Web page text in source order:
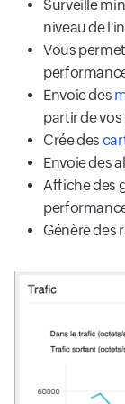
Surveille
niveau de
Vous
Envoie des
partir de
Crée des
Envoie des
Affiche des
Génère des